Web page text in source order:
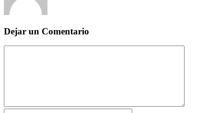
Dejar un Comentario